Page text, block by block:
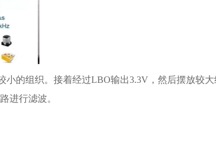
的组织。接着经过LBO输出3.3V，然后摆放较
进行滤波。